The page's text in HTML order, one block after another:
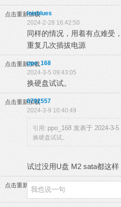
点击重新加载loisblues
2024-2-28 16:42:50
同样的情况，用着有点难受
重复几次插拔电源
点击重新加载
ppo_168
2024-3-5 09:43:05
换硬盘试试。
点击重新加载
6792557
2024-3-9 10:40:49
引用: ppo_168 发表于 2024-3-5
换硬盘试试。
试过没用U盘 M2 sata都这样
点击重新加载